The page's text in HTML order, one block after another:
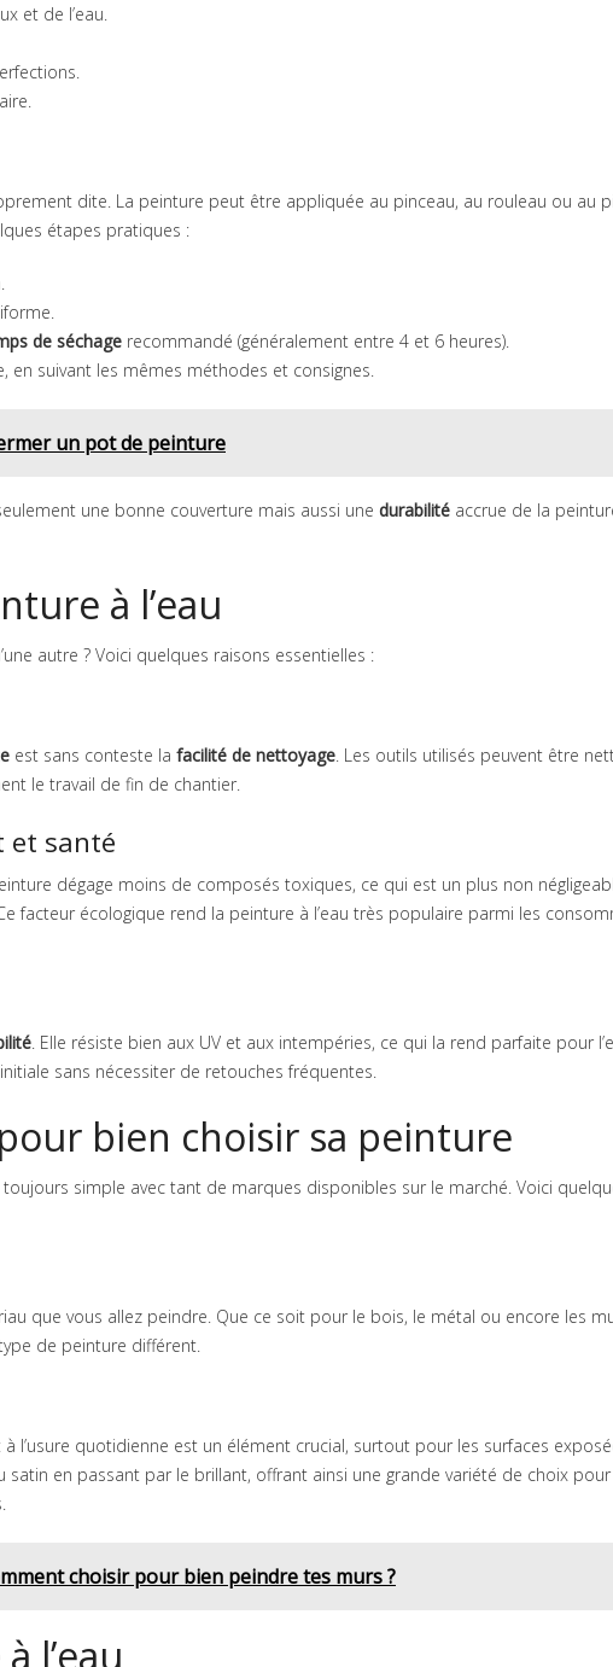
et de l’eau.
dite. La peinture peut être appliquée au pinceau, au rouleau ou au
étapes pratiques :
de séchagerecommandé (généralement entre 4 et 6 heures).
en suivant les mêmes méthodes et consignes.
un pot de peinture
une bonne couverture mais aussi une durabilité accrue de la
à l’eau
autre ? Voici quelques raisons essentielles :
est sans conteste la facilité de nettoyage. Les outils utilisés peuvent être
le travail de fin de chantier.
et santé
dégage moins de composés toxiques, ce qui est un plus non
facteur écologique rend la peinture à l’eau très populaire parmi les
. Elle résiste bien aux UV et aux intempéries, ce qui la rend parfaite pour
sans nécessiter de retouches fréquentes.
bien choisir sa peinture
toujours simple avec tant de marques disponibles sur le marché. Voici
que vous allez peindre. Que ce soit pour le bois, le métal ou encore les
de peinture différent.
l’usure quotidienne est un élément crucial, surtout pour les surfaces
satin en passant par le brillant, offrant ainsi une grande variété de choix pour
choisir pour bien peindre tes murs ?
l’eau